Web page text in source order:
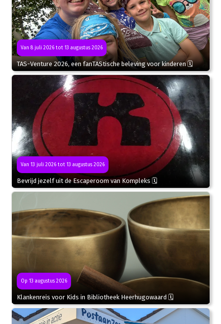
Van 8 juli 2026 tot 13 augustus 2026
TAS-Venture 2026, een fanTAStische beleving voor kinderen 🗓
Van 13 juli 2026 tot 13 augustus 2026
Bevrijd jezelf uit de Escaperoom van Kompleks 🗓
Op 13 augustus 2026
Klankenreis voor Kids in Bibliotheek Heerhugowaard 🗓